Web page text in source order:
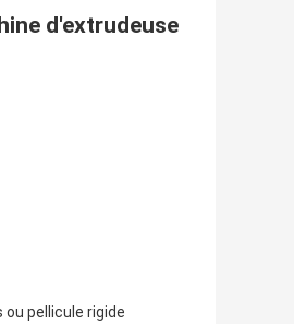
d'extrudeuse
ou pellicule rigide